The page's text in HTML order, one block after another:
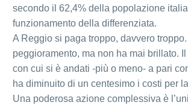
secondo il 62,4% della popolazione
funzionamento della differenziata.
A Reggio si paga troppo, davvero
peggioramento, ma non ha mai brillato.
con cui si è andati -più o meno- a pari
ha diminuito di un centesimo i costi per
Una poderosa azione complessiva è